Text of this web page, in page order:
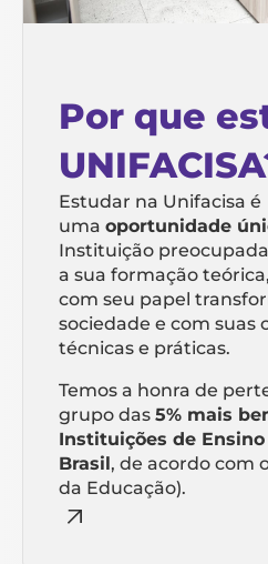
Por que
Estudar na Unifacisa é
uma oportunidade
Instituição
a sua formação
com seu papel
sociedade e com suas
técnicas e práticas.
Temos a honra de
grupo das 5% mais
Instituições de
Brasil, de acordo com
da Educação).